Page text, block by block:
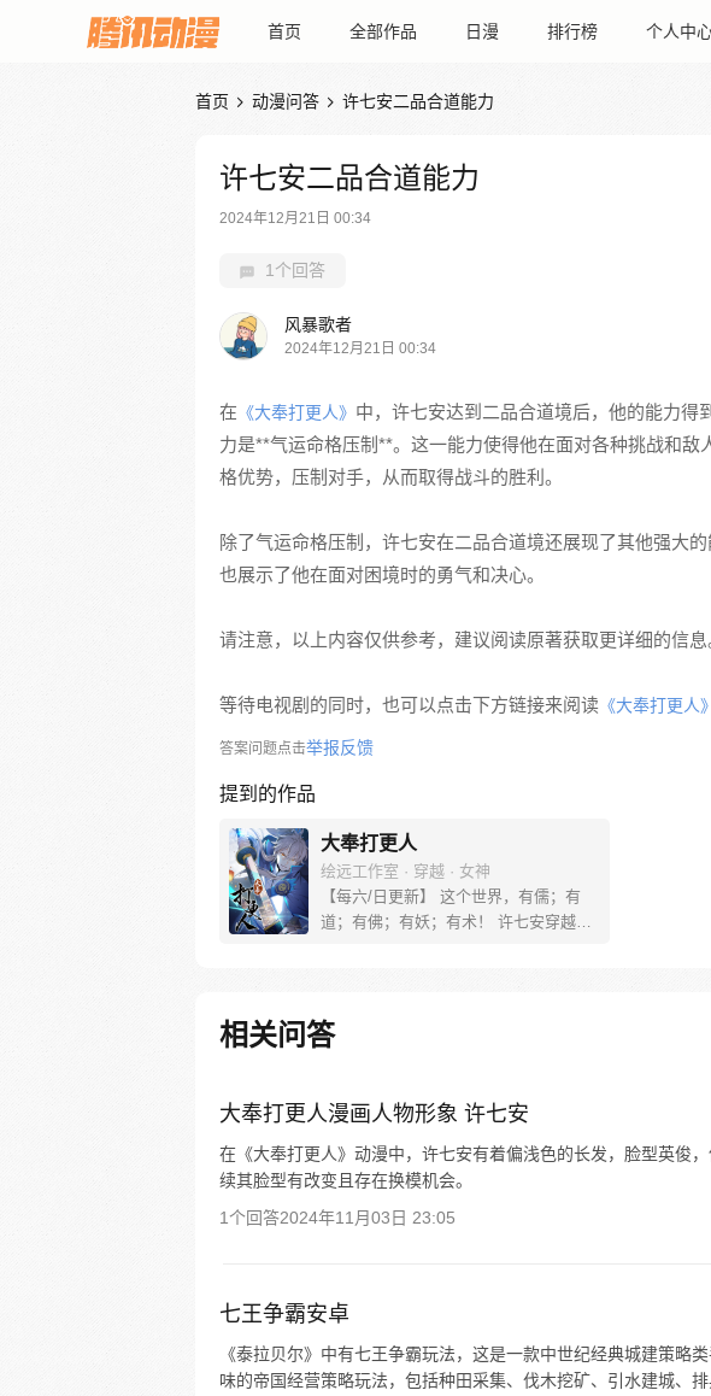
首页 全部作品 日漫 排行榜 个人中
首页  动漫问答  许七安二品合道能力
许七安二品合道能力
2024年12月21日 00:34
1个回答
风暴歌者
2024年12月21日 00:34
在 《大奉打更人》 中，许七安达到二品合道境后，他的能力得
力是**气运命格压制**。这一能力使得他在面对各种挑战和敌
格优势，压制对手，从而取得战斗的胜利。
除了气运命格压制，许七安在二品合道境还展现了其他强大
也展示了他在面对困境时的勇气和决心。
请注意，以上内容仅供参考，建议阅读原著获取更详细的信息
等待电视剧的同时，也可以点击下方链接来阅读 《大奉打更人》
答案问题点击举报反馈
提到的作品
大奉打更人
绘远工作室 · 穿越 · 女神
【每六/日更新】 这个世界，有儒；有
道；有佛；有妖；有术！ 许七安穿越醒
果…… 改编自阅文集团作者卖报小郎君
同名小说 QQ群号：799493374
相关问答
大奉打更人漫画人物形象 许七安
在《大奉打更人》动漫中，许七安有着偏浅色的长发，脸型英俊
续其脸型有改变且存在换模机会。
1个回答2024年11月03日 23:05
七王争霸安卓
《泰拉贝尔》中有七王争霸玩法，这是一款中世纪经典城建策略
味的帝国经营策略玩法，包括种田采集、伐木挖矿、引水建城、